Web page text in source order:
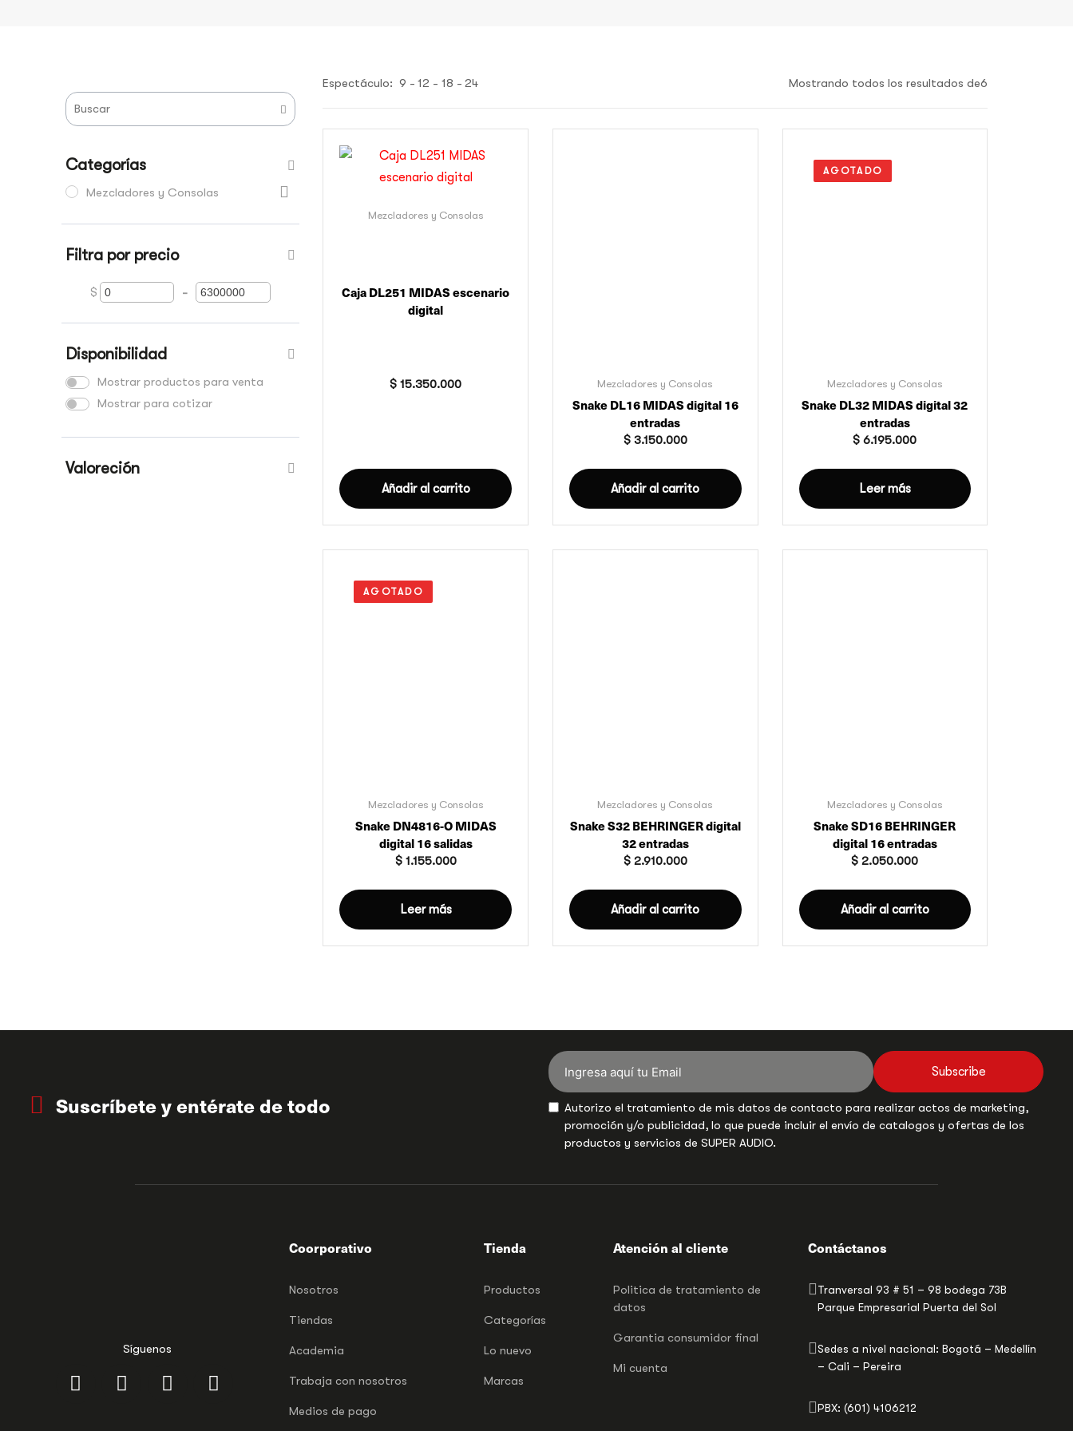
Categorías
Mezcladores y Consolas
Filtra por precio
$
Minimum Price
-
Maximum Price
Disponibilidad
Mostrar productos para venta
Mostrar para cotizar
Valoreción
Espectáculo: 9 12 18 24 Mostrando todos los resultados de6
Mezcladores y Consolas
Caja DL251 MIDAS escenario
digital
$ 15.350.000
Añadir al carrito
Mezcladores y Consolas
Snake DL16 MIDAS digital 16
entradas
$3.150.000
Añadir al carrito
AGOTADO
Mezcladores y Consolas
Snake DL32 MIDAS digital 32
entradas
$ 6.195.000
Leer más
AGOTADO
Mezcladores y Consolas
Snake DN4816-O MIDAS
digital 16 salidas
$1.155.000
Leer más
Mezcladores y Consolas
Snake S32 BEHRINGER digital
32 entradas
$2.910.000
Añadir al carrito
Mezcladores y Consolas
Snake SD16 BEHRINGER
digital 16 entradas
$ 2.050.000
Añadir al carrito
Suscríbete y entérate de todo
Subscribe
Autorizo el tratamiento de mis datos de contacto para realizar actos de marketing,
promoción y/o publicidad, lo que puede incluir el envío de catalogos y ofertas de los
productos y servicios de SUPER AUDIO.
Síguenos
Coorporativo
Nosotros
Tiendas
Academia
Trabaja con nosotros
Medios de pago
Tienda
Productos
Categorías
Lo nuevo
Marcas
Atención al cliente
Politica de tratamiento de
datos
Garantia consumidor final
Mi cuenta
Contáctanos
Tranversal 93 # 51 – 98 bodega 73B
Parque Empresarial Puerta del Sol
Sedes a nivel nacional: Bogotá – Medellín
– Cali – Pereira
PBX: (601) 4106212